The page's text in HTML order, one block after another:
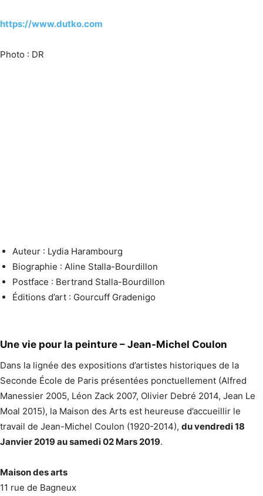
https://www.dutko.com
Photo : DR
Auteur : Lydia Harambourg
Biographie : Aline Stalla-Bourdillon
Postface : Bertrand Stalla-Bourdillon
Éditions d’art : Gourcuff Gradenigo
Une vie pour la peinture – Jean-Michel Coulon
Dans la lignée des expositions d’artistes historiques de la
Seconde École de Paris présentées ponctuellement (Alfred
Manessier 2005, Léon Zack 2007, Olivier Debré 2014, Jean Le
Moal 2015), la Maison des Arts est heureuse d’accueillir le
travail de Jean-Michel Coulon (1920-2014), du vendredi 18
Janvier 2019 au samedi 02 Mars 2019.
Maison des arts
11 rue de Bagneux